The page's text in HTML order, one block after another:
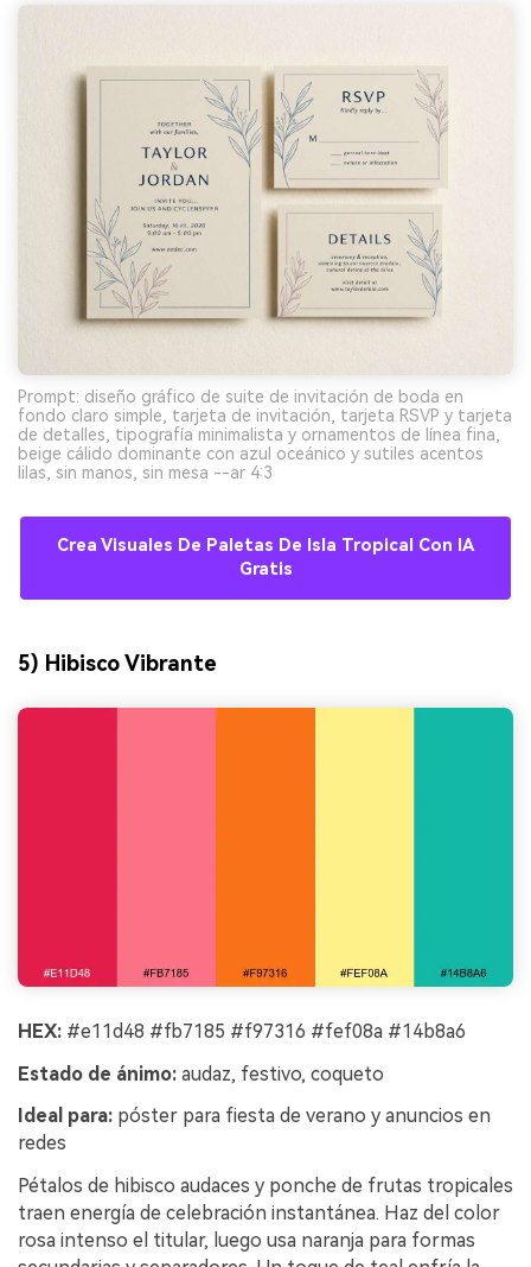
Prompt: diseño gráfico de suite de invitación de boda en
fondo claro simple, tarjeta de invitación, tarjeta RSVP y tarjeta
de detalles, tipografía minimalista y ornamentos de línea fina,
beige cálido dominante con azul oceánico y sutiles acentos
lilas, sin manos, sin mesa --ar 4:3
Crea Visuales De Paletas De Isla Tropical Con IA
Gratis
5) Hibisco Vibrante
HEX: #e11d48 #fb7185 #f97316 #fef08a #14b8a6
Estado de ánimo: audaz, festivo, coqueto
Ideal para: póster para fiesta de verano y anuncios en
redes
Pétalos de hibisco audaces y ponche de frutas tropicales
traen energía de celebración instantánea. Haz del color
rosa intenso el titular, luego usa naranja para formas